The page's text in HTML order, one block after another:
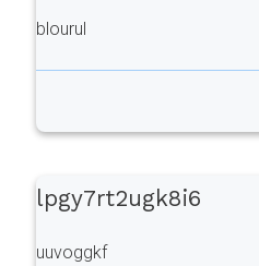
blourul
lpgy7rt2ugk8i6
uuvoggkf